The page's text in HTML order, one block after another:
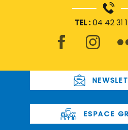
TEL :04 42 31
ESPACE